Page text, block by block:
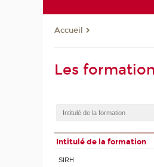
Accueil
Les
Intitulé de la formation
SIRH